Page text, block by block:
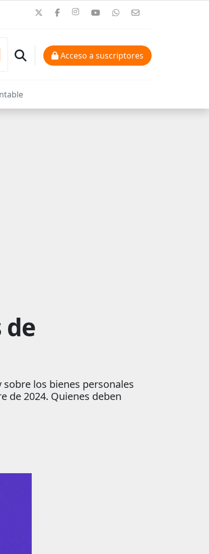
Acceso a suscriptores
de
sobre los bienes personales
de 2024. Quienes deben